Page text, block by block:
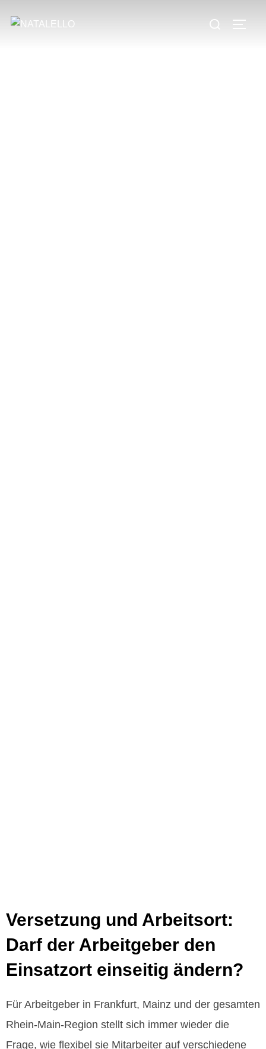
Versetzung und Arbeitsort:
Darf der Arbeitgeber den
Einsatzort einseitig ändern?
Für Arbeitgeber in Frankfurt, Mainz und der gesamten
Rhein‑Main‑Region stellt sich immer wieder die
Frage, wie flexibel sie Mitarbeiter auf verschiedene